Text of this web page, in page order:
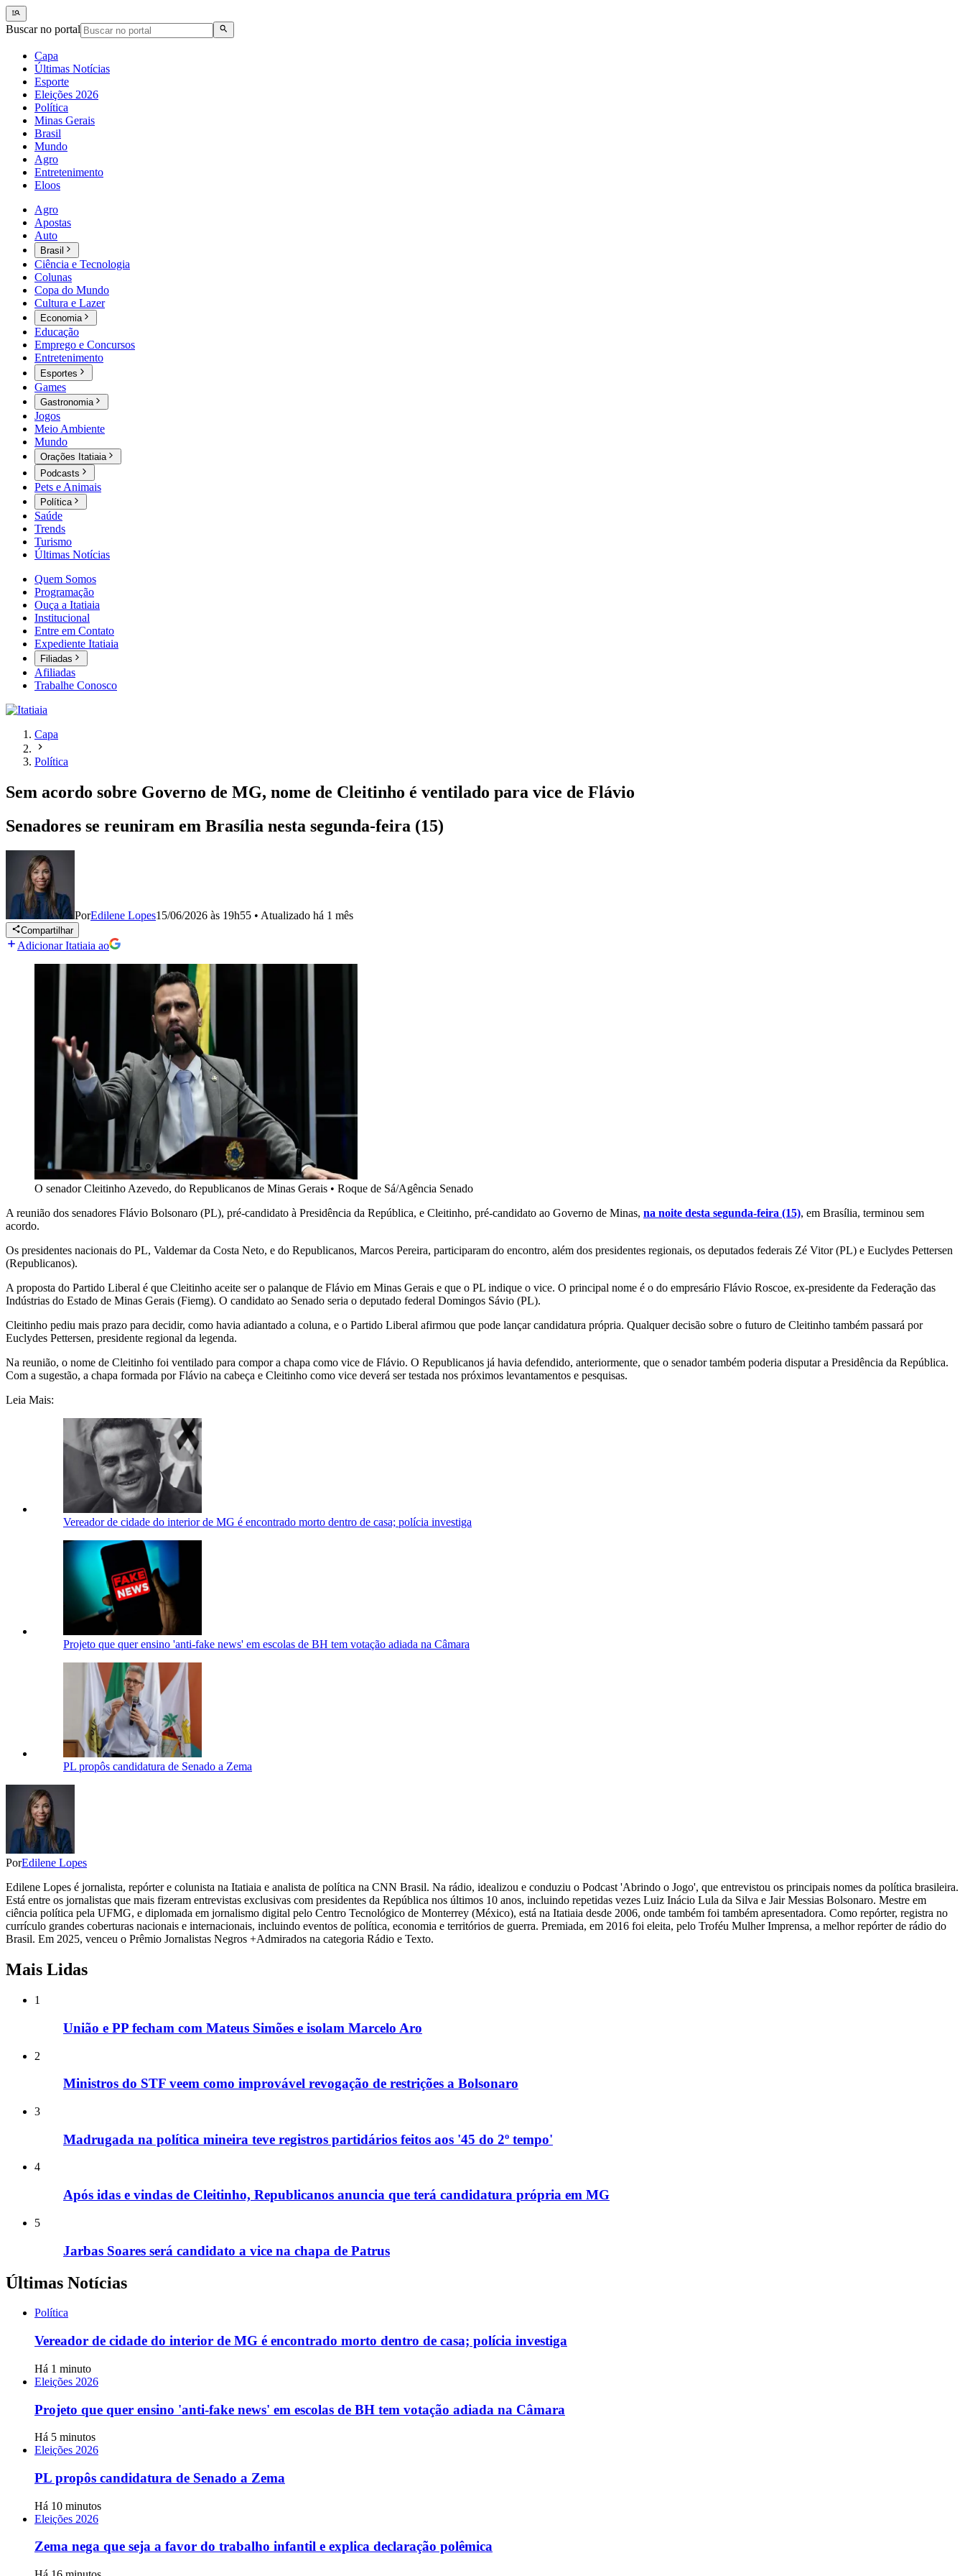
Buscar no portal
Capa
Últimas Notícias
Esporte
Eleições 2026
Política
Minas Gerais
Brasil
Mundo
Agro
Entretenimento
Eloos
Agro
Apostas
Auto
Brasil
Ciência e Tecnologia
Colunas
Copa do Mundo
Cultura e Lazer
Economia
Educação
Emprego e Concursos
Entretenimento
Esportes
Games
Gastronomia
Jogos
Meio Ambiente
Mundo
Orações Itatiaia
Podcasts
Pets e Animais
Política
Saúde
Trends
Turismo
Últimas Notícias
Quem Somos
Programação
Ouça a Itatiaia
Institucional
Entre em Contato
Expediente Itatiaia
Filiadas
Afiliadas
Trabalhe Conosco
Capa
Política
Sem acordo sobre Governo de MG, nome de Cleitinho é ventilado para vice de Flávio
Senadores se reuniram em Brasília nesta segunda-feira (15)
PorEdilene Lopes15/06/2026 às 19h55 • Atualizado há 1 mês
Compartilhar
Adicionar Itatiaia ao
O senador Cleitinho Azevedo, do Republicanos de Minas Gerais • Roque de Sá/Agência Senado
A reunião dos senadores Flávio Bolsonaro (PL), pré-candidato à Presidência da República, e Cleitinho, pré-candidato ao Governo de Minas, na noite desta segunda-feira (15), em Brasília, terminou sem
acordo.
Os presidentes nacionais do PL, Valdemar da Costa Neto, e do Republicanos, Marcos Pereira, participaram do encontro, além dos presidentes regionais, os deputados federais Zé Vitor (PL) e Euclydes Pettersen
(Republicanos).
A proposta do Partido Liberal é que Cleitinho aceite ser o palanque de Flávio em Minas Gerais e que o PL indique o vice. O principal nome é o do empresário Flávio Roscoe, ex-presidente da Federação das
Indústrias do Estado de Minas Gerais (Fiemg). O candidato ao Senado seria o deputado federal Domingos Sávio (PL).
Cleitinho pediu mais prazo para decidir, como havia adiantado a coluna, e o Partido Liberal afirmou que pode lançar candidatura própria. Qualquer decisão sobre o futuro de Cleitinho também passará por
Euclydes Pettersen, presidente regional da legenda.
Na reunião, o nome de Cleitinho foi ventilado para compor a chapa como vice de Flávio. O Republicanos já havia defendido, anteriormente, que o senador também poderia disputar a Presidência da República.
Com a sugestão, a chapa formada por Flávio na cabeça e Cleitinho como vice deverá ser testada nos próximos levantamentos e pesquisas.
Leia Mais:
Vereador de cidade do interior de MG é encontrado morto dentro de casa; polícia investiga
Projeto que quer ensino 'anti-fake news' em escolas de BH tem votação adiada na Câmara
PL propôs candidatura de Senado a Zema
PorEdilene Lopes
Edilene Lopes é jornalista, repórter e colunista na Itatiaia e analista de política na CNN Brasil. Na rádio, idealizou e conduziu o Podcast 'Abrindo o Jogo', que entrevistou os principais nomes da política brasileira.
Está entre os jornalistas que mais fizeram entrevistas exclusivas com presidentes da República nos últimos 10 anos, incluindo repetidas vezes Luiz Inácio Lula da Silva e Jair Messias Bolsonaro. Mestre em
ciência política pela UFMG, e diplomada em jornalismo digital pelo Centro Tecnológico de Monterrey (México), está na Itatiaia desde 2006, onde também foi também apresentadora. Como repórter, registra no
currículo grandes coberturas nacionais e internacionais, incluindo eventos de política, economia e territórios de guerra. Premiada, em 2016 foi eleita, pelo Troféu Mulher Imprensa, a melhor repórter de rádio do
Brasil. Em 2025, venceu o Prêmio Jornalistas Negros +Admirados na categoria Rádio e Texto.
Mais Lidas
1
União e PP fecham com Mateus Simões e isolam Marcelo Aro
2
Ministros do STF veem como improvável revogação de restrições a Bolsonaro
3
Madrugada na política mineira teve registros partidários feitos aos '45 do 2º tempo'
4
Após idas e vindas de Cleitinho, Republicanos anuncia que terá candidatura própria em MG
5
Jarbas Soares será candidato a vice na chapa de Patrus
Últimas Notícias
Política
Vereador de cidade do interior de MG é encontrado morto dentro de casa; polícia investiga
Há 1 minuto
Eleições 2026
Projeto que quer ensino 'anti-fake news' em escolas de BH tem votação adiada na Câmara
Há 5 minutos
Eleições 2026
PL propôs candidatura de Senado a Zema
Há 10 minutos
Eleições 2026
Zema nega que seja a favor do trabalho infantil e explica declaração polêmica